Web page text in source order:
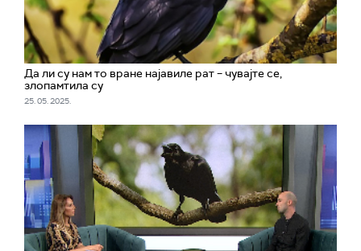
Да ли су нам то вране најавиле рат – чувајте се,
злопамтила су
25. 05. 2025.